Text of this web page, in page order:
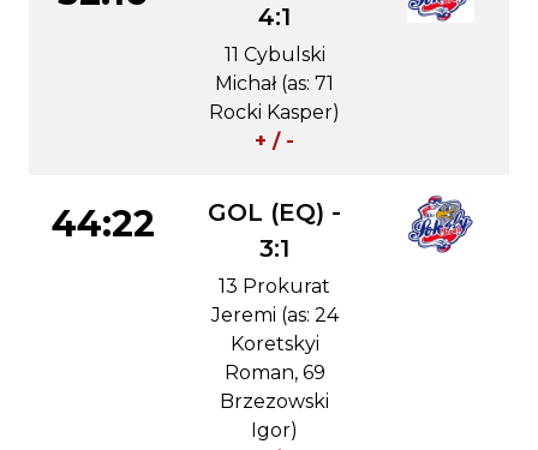
4:1
11 Cybulski
Michał (as: 71
Rocki Kasper)
+ / -
44:22
GOL (EQ) -
3:1
13 Prokurat
Jeremi (as: 24
Koretskyi
Roman, 69
Brzezowski
Igor)